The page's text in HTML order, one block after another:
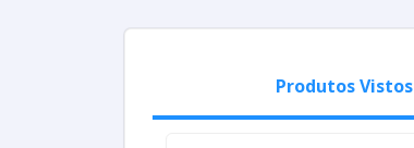
Produtos Vistos